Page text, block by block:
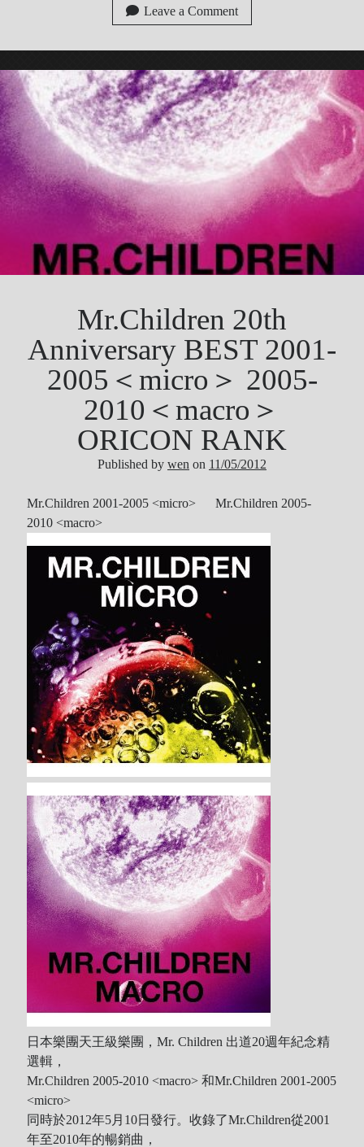
Leave a Comment
Mr.Children 20th
Anniversary BEST 2001-
2005＜micro＞ 2005-
2010＜macro＞
ORICON RANK
Published by wen on 11/05/2012
Mr.Children 2001-2005 <micro>
Mr.Children 2005-
2010 <macro>
日本樂團天王級樂團，Mr. Children 出道20週年紀念精
選輯，
Mr.Children 2005-2010 <macro> 和Mr.Children 2001-2005
<micro>
同時於2012年5月10日發行。收錄了Mr.Children從2001
年至2010年的暢銷曲，